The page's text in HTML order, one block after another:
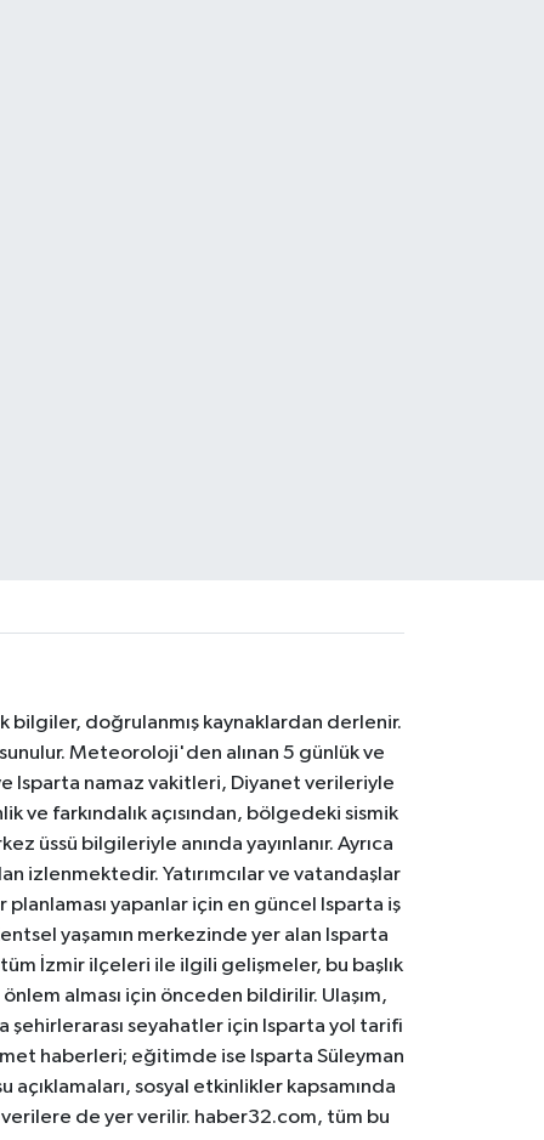
bilgiler, doğrulanmış kaynaklardan derlenir.
Meteoroloji'den alınan 5 günlük ve
Isparta namaz vakitleri, Diyanet verileriyle
ve farkındalık açısından, bölgedeki sismik
üssü bilgileriyle anında yayınlanır. Ayrıca
izlenmektedir. Yatırımcılar ve vatandaşlar
planlaması yapanlar için en güncel Isparta iş
yaşamın merkezinde yer alan Isparta
tüm İzmir ilçeleri ile ilgili gelişmeler, bu başlık
alması için önceden bildirilir. Ulaşım,
şehirlerarası seyahatler için Isparta yol tarifi
haberleri; eğitimde ise Isparta Süleyman
sosyal etkinlikler kapsamında
de yer verilir. haber32.com, tüm bu